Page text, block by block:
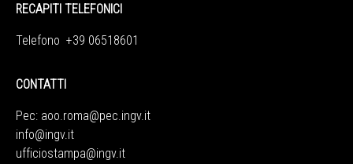
RECAPITI TELEFONICI
Telefono +39 06518601
CONTATTI
Pec: aoo.roma@pec.ingv.it
info@ingv.it
ufficiostampa@ingv.it